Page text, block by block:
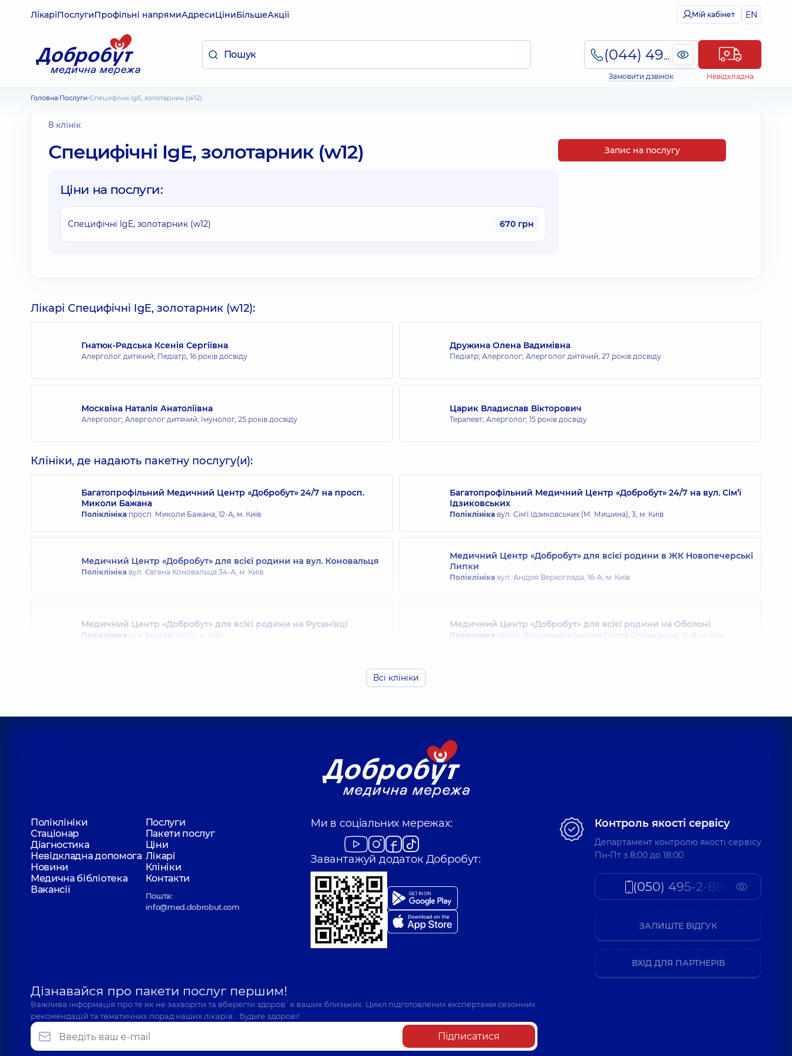
ЛікаріПослугиПрофільні напрямиАдресиЦіниБільшеАкції Мій кабінет EN
(044) 495-2-888
Замовити дзвінок Невідкладна
Головна Послуги Специфічні IgE, золотарник (w12)
8 клінік
Специфічні IgE, золотарник (w12)
Ціни на послуги:
Специфічні IgE, золотарник (w12) 670 грн
Запис на послугу
Лікарі Специфічні IgE, золотарник (w12):
Гнатюк-Рядська Ксенія Сергіївна
Алерголог дитячий; Педіатр, 16 років досвіду
Дружина Олена Вадимівна
Педіатр; Алерголог; Алерголог дитячий, 27 років досвіду
Москвіна Наталія Анатоліївна
Алерголог; Алерголог дитячий; Імунолог, 25 років досвіду
Царик Владислав Вікторович
Терапевт; Алерголог, 15 років досвіду
Клініки, де надають пакетну послугу(и):
Багатопрофільний Медичний Центр «Добробут» 24/7 на просп.
Миколи Бажана
Поліклініка просп. Миколи Бажана, 12-А, м. Київ
Багатопрофільний Медичний Центр «Добробут» 24/7 на вул. Сім’ї
Ідзиковських
Поліклініка вул. Сім'ї Ідзиковських (М. Мишина), 3, м. Київ
Медичний Центр «Добробут» для всієї родини на вул. Коновальця
Поліклініка вул. Євгена Коновальця 34-А, м. Київ
Медичний Центр «Добробут» для всієї родини в ЖК Новопечерські
Липки
Поліклініка вул. Андрія Верхогляда, 16-А, м. Київ
Медичний Центр «Добробут» для всієї родини на Русанівці
Поліклініка вул. Ентузіастів 1/2, м. Київ
Медичний Центр «Добробут» для всієї родини на Оболоні
Поліклініка просп. Володимира Івасюка (Героїв Сталінграда), 16-В, м. Київ
Всі клініки
Поліклініки
Послуги
Стаціонар
Пакети послуг
Діагностика
Ціни
Невідкладна допомога Лікарі
Новини
Клініки
Медична бібліотека
Контакти
Вакансії
Пошта:
info@med.dobrobut.com
Ми в соціальних мережах:
Завантажуй додаток Добробут:
Дізнавайся про пакети послуг першим!
Важлива інформація про те як не захворіти та вберегти здоров`я ваших близьких. Цикл підготовлених експертами сезонних
рекомендацій та тематичних порад наших лікарів… Будьте здорові!
Підписатися
Контроль якості сервісу
Департамент контролю якості сервісу
Пн-Пт з 8:00 до 18:00
(050) 495-2-888
ЗАЛИШТЕ ВІДГУК
ВХІД ДЛЯ ПАРТНЕРІВ